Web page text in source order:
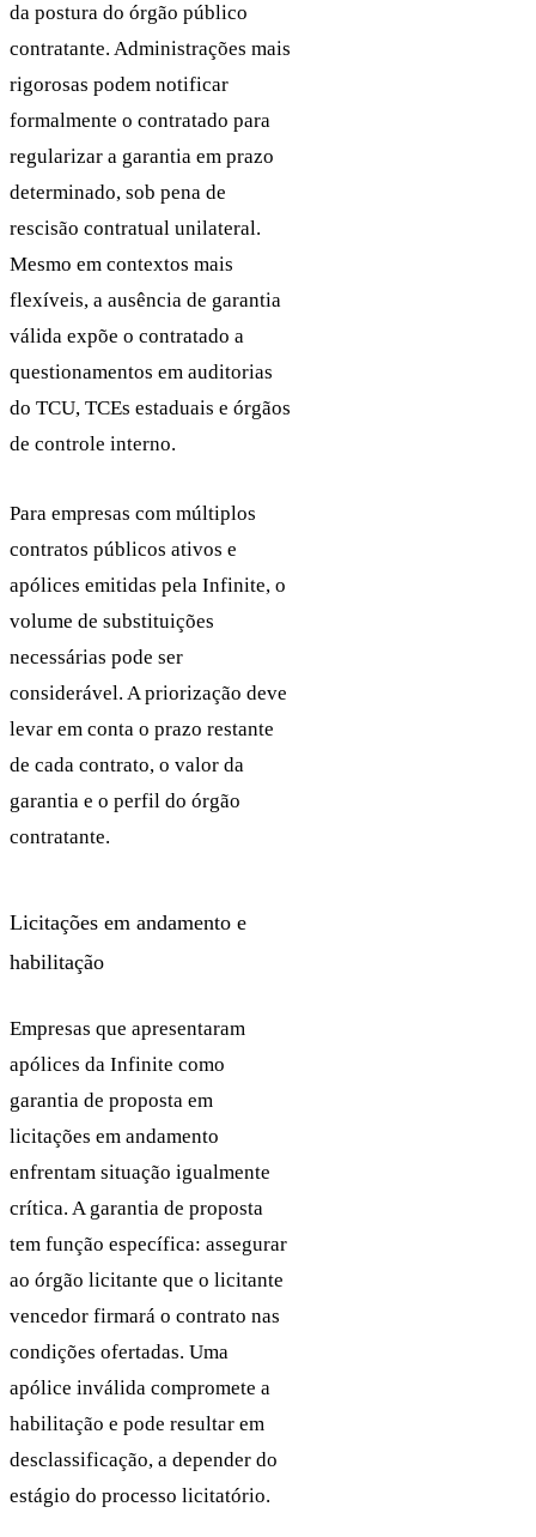
da postura do órgão público
contratante. Administrações mais
rigorosas podem notificar
formalmente o contratado para
regularizar a garantia em prazo
determinado, sob pena de
rescisão contratual unilateral.
Mesmo em contextos mais
flexíveis, a ausência de garantia
válida expõe o contratado a
questionamentos em auditorias
do TCU, TCEs estaduais e órgãos
de controle interno.
Para empresas com múltiplos
contratos públicos ativos e
apólices emitidas pela Infinite, o
volume de substituições
necessárias pode ser
considerável. A priorização deve
levar em conta o prazo restante
de cada contrato, o valor da
garantia e o perfil do órgão
contratante.
Licitações em andamento e
habilitação
Empresas que apresentaram
apólices da Infinite como
garantia de proposta em
licitações em andamento
enfrentam situação igualmente
crítica. A garantia de proposta
tem função específica: assegurar
ao órgão licitante que o licitante
vencedor firmará o contrato nas
condições ofertadas. Uma
apólice inválida compromete a
habilitação e pode resultar em
desclassificação, a depender do
estágio do processo licitatório.